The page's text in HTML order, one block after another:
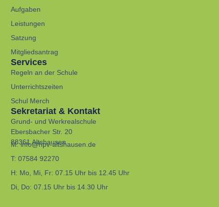
Aufgaben
Leistungen
Satzung
Mitgliedsantrag
Services
Regeln an der Schule
Unterrichtszeiten
Schul Merch
Sekretariat & Kontakt
Grund- und Werkrealschule
Ebersbacher Str. 20
88361 Altshausen
M:info@hpv-altshausen.de
T: 07584 92270
H: Mo, Mi, Fr: 07.15 Uhr bis 12.45 Uhr
Di, Do: 07.15 Uhr bis 14.30 Uhr